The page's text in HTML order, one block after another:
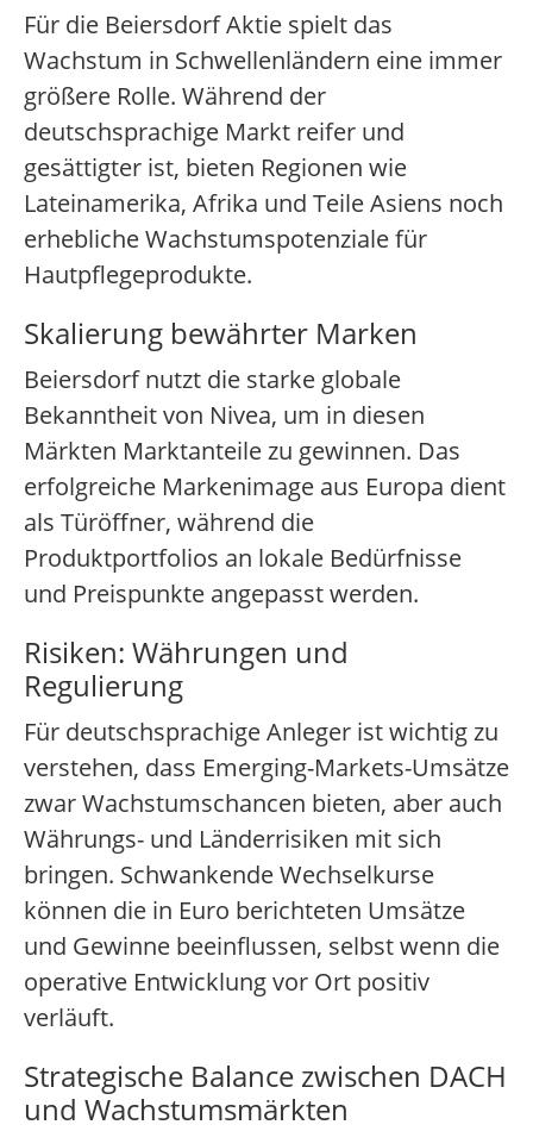
Für die Beiersdorf Aktie spielt das
Wachstum in Schwellenländern eine immer
größere Rolle. Während der
deutschsprachige Markt reifer und
gesättigter ist, bieten Regionen wie
Lateinamerika, Afrika und Teile Asiens noch
erhebliche Wachstumspotenziale für
Hautpflegeprodukte.
Skalierung bewährter Marken
Beiersdorf nutzt die starke globale
Bekanntheit von Nivea, um in diesen
Märkten Marktanteile zu gewinnen. Das
erfolgreiche Markenimage aus Europa dient
als Türöffner, während die
Produktportfolios an lokale Bedürfnisse
und Preispunkte angepasst werden.
Risiken: Währungen und
Regulierung
Für deutschsprachige Anleger ist wichtig zu
verstehen, dass Emerging-Markets-Umsätze
zwar Wachstumschancen bieten, aber auch
Währungs- und Länderrisiken mit sich
bringen. Schwankende Wechselkurse
können die in Euro berichteten Umsätze
und Gewinne beeinflussen, selbst wenn die
operative Entwicklung vor Ort positiv
verläuft.
Strategische Balance zwischen DACH
und Wachstumsmärkten